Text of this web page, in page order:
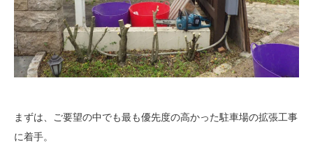
まずは、ご要望の中でも最も優先度の高かった駐車場の拡張工事
に着手。